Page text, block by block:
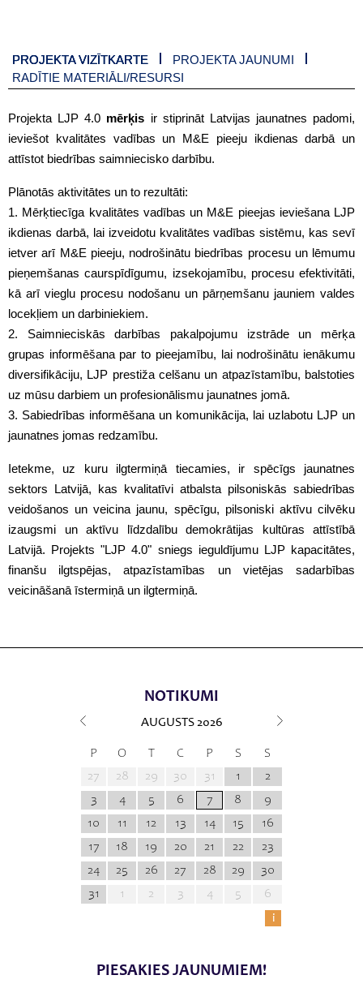
PROJEKTA VIZĪTKARTE
PROJEKTA JAUNUMI
RADĪTIE MATERIĀLI/RESURSI
Projekta LJP 4.0 mērķis ir stiprināt Latvijas jaunatnes padomi,
ieviešot kvalitātes vadības un M&E pieeju ikdienas darbā un
attīstot biedrības saimniecisko darbību.
Plānotās aktivitātes un to rezultāti:
1. Mērķtiecīga kvalitātes vadības un M&E pieejas ieviešana LJP
ikdienas darbā, lai izveidotu kvalitātes vadības sistēmu, kas sevī
ietver arī M&E pieeju, nodrošinātu biedrības procesu un lēmumu
pieņemšanas caurspīdīgumu, izsekojamību, procesu efektivitāti,
kā arī vieglu procesu nodošanu un pārņemšanu jauniem valdes
locekļiem un darbiniekiem.
2. Saimnieciskās darbības pakalpojumu izstrāde un mērķa
grupas informēšana par to pieejamību, lai nodrošinātu ienākumu
diversifikāciju, LJP prestiža celšanu un atpazīstamību, balstoties
uz mūsu darbiem un profesionālismu jaunatnes jomā.
3. Sabiedrības informēšana un komunikācija, lai uzlabotu LJP un
jaunatnes jomas redzamību.
Ietekme, uz kuru ilgtermiņā tiecamies, ir spēcīgs jaunatnes
sektors Latvijā, kas kvalitatīvi atbalsta pilsoniskās sabiedrības
veidošanos un veicina jaunu, spēcīgu, pilsoniski aktīvu cilvēku
izaugsmi un aktīvu līdzdalību demokrātijas kultūras attīstībā
Latvijā. Projekts "LJP 4.0" sniegs ieguldījumu LJP kapacitātes,
finanšu ilgtspējas, atpazīstamības un vietējas sadarbības
veicināšanā īstermiņā un ilgtermiņā.
NOTIKUMI
AUGUSTS 2026
P O T C P S
S
27
28 29 30 31 1
2
3
4 5 6 7 8
9
10
11 12 13 14 15
16
17
18 19 20 21 22
23
24
25 26 27 28 29
30
31
1 2 3 4 5
6
i
PIESAKIES JAUNUMIEM!